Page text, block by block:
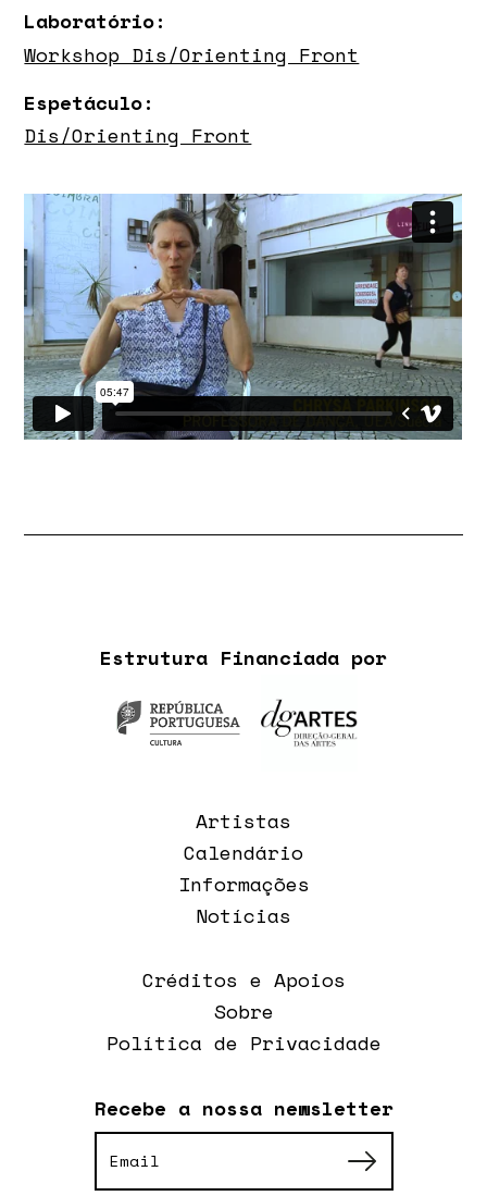
Laboratório:
Workshop Dis/orienting Front
Espetáculo:
Dis/orienting Front
Recebe a nossa newsletter
Artistas
Calendário
Informações
Notícias
Créditos e Apoios
Sobre
Política de Privacidade
Estrutura Financiada por